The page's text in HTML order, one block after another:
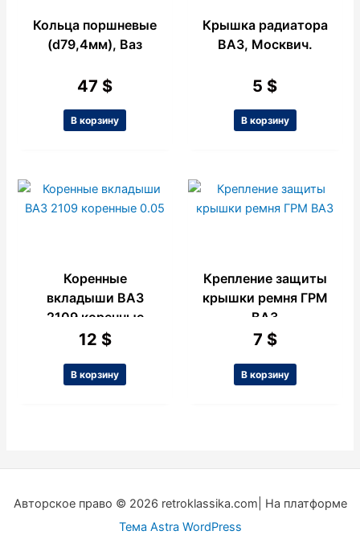
Кольца поршневые
(d79,4мм), Ваз
47 $
В корзину
Крышка радиатора
ВАЗ, Москвич.
5 $
В корзину
Коренные
вкладыши ВАЗ
2109 коренные
0.05
12 $
В корзину
Крепление защиты
крышки ремня ГРМ
ВАЗ
7 $
В корзину
Авторское право © 2026 retroklassika.com| На платформе
Тема Astra WordPress